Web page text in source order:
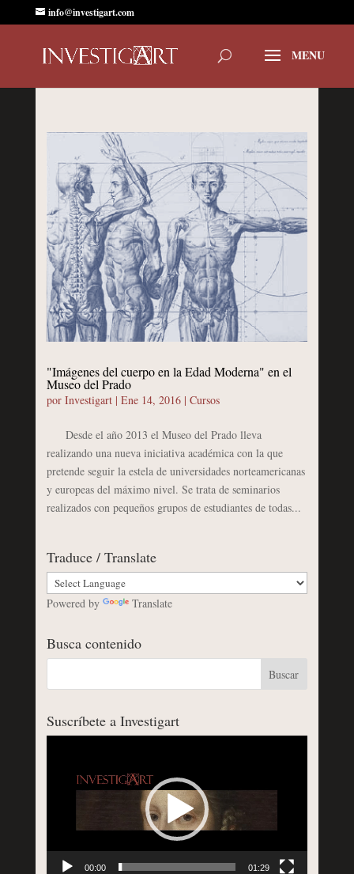
info@investigart.com
"Imágenes del cuerpo en la Edad Moderna" en el
Museo del Prado
por Investigart| Ene 14, 2016| Cursos
Desde el año 2013 el Museo del Prado lleva
realizando una nueva iniciativa académica con la que
pretende seguir la estela de universidades norteamericanas
y europeas del máximo nivel. Se trata de seminarios
realizados con pequeños grupos de estudiantes de todas...
Traduce / Translate
Powered by Translate
Busca contenido
Suscríbete a Investigart
00:00 01:29